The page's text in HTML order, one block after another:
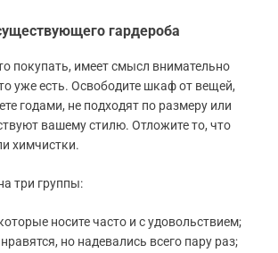
гардероба
покупать, имеет смысл внимательно
уже есть. Освободите шкаф от вещей,
годами, не подходят по размеру или
вашему стилю. Отложите то, что
химчистки.
три группы:
носите часто и с удовольствием;
нравятся, но надевались всего пару раз;